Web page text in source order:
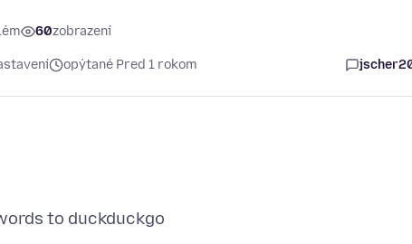
60zobrazení
opýtané Pred 1 rokom